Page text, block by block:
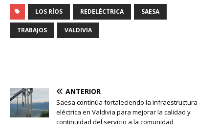
LOS RÍOS REDELÉCTRICA SAESA
TRABAJOS VALDIVIA
ANTERIOR
Saesa continúa fortaleciendo la infraestructura
eléctrica en Valdivia para mejorar la calidad y
continuidad del servicio a la comunidad